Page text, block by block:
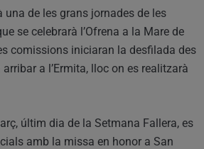
una de les grans jornades de les
se celebrarà l’Ofrena a la Mare de
comissions iniciaran la desfilada des
a l’Ermita, lloc on es realitzarà
últim dia de la Setmana Fallera, es
amb la missa en honor a San